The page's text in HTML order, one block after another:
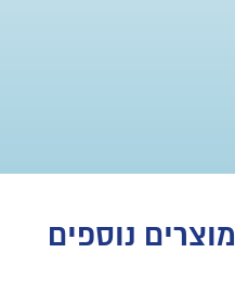
מוצרים נוספים